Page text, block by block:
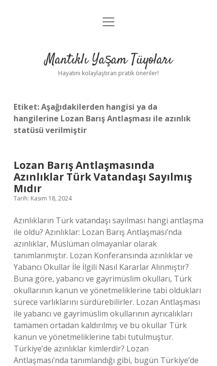
Anasayfa
Yasal Uyarı
menüyü
Mantıklı Yaşam Tüyoları
Hayatını kolaylaştıran pratik öneriler!
Etiket:Aşağıdakilerden hangisi ya da
hangilerine Lozan Barış Antlaşması ile azınlık
statüsü verilmiştir
Lozan Barış Antlaşmasında
Azınlıklar Türk Vatandaşı Sayılmış
Mıdır
Tarih: Kasım 18, 2024
Azınlıkların Türk vatandaşı sayılması hangi antlaşma
ile oldu? Azınlıklar: Lozan Barış Antlaşması’nda
azınlıklar, Müslüman olmayanlar olarak
tanımlanmıştır. Lozan Konferansında azınlıklar ve
Yabancı Okullar İle İlgili Nasıl Kararlar Alınmıştır?
Buna göre, yabancı ve gayrimüslim okulları, Türk
okullarının kanun ve yönetmeliklerine tabi oldukları
sürece varlıklarını sürdürebilirler. Lozan Antlaşması
ile yabancı ve gayrimüslim okullarının ayrıcalıkları
tamamen ortadan kaldırılmış ve bu okullar Türk
kanun ve yönetmeliklerine tabi tutulmuştur.
Türkiye’de azınlıklar kimlerdir? Lozan
Antlaşması’nda tanımlandığı gibi, bugün Türkiye’de